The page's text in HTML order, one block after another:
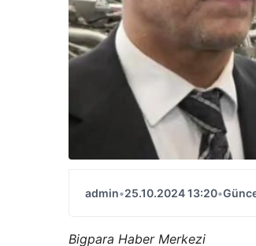
admin•25.10.2024 13:20•
Bigpara Haber Merkezi